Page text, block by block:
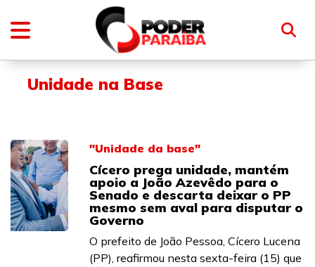
Unidade na Base
"Unidade da base"
Cícero prega unidade, mantém
apoio a João Azevêdo para o
Senado e descarta deixar o PP
mesmo sem aval para disputar o
Governo
O prefeito de João Pessoa, Cícero Lucena
(PP), reafirmou nesta sexta-feira (15) que